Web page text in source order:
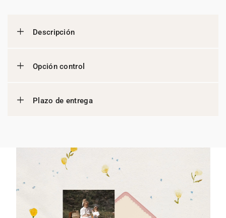
Descripción
Opción control
Plazo de entrega